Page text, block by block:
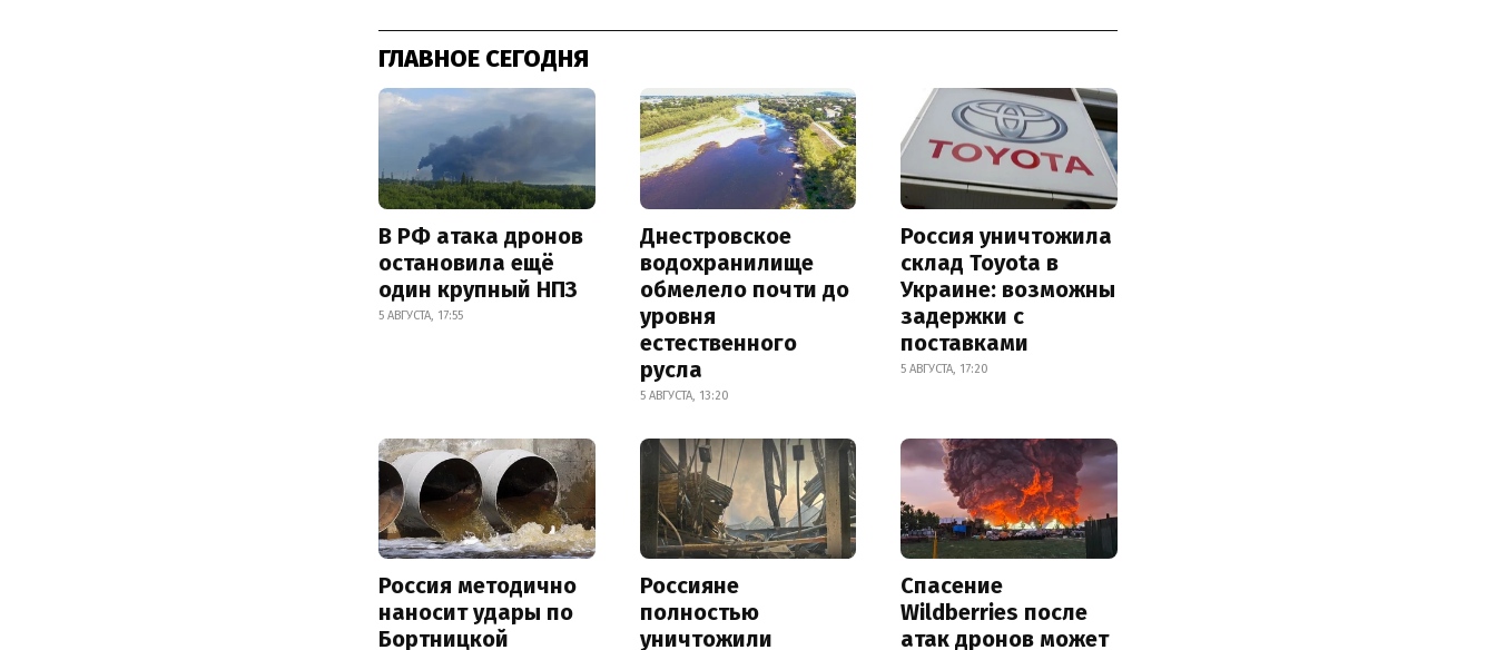
ГЛАВНОЕ СЕГОДНЯ
В РФ атака дронов
остановила ещё
один крупный НПЗ
5 АВГУСТА, 17:55
Днестровское
водохранилище
обмелело почти до
уровня
естественного
русла
5 АВГУСТА, 13:20
Россия уничтожила
склад Toyota в
Украине: возможны
задержки с
поставками
5 АВГУСТА, 17:20
Россия методично
наносит удары по
Бортницкой
Россияне
полностью
уничтожили
Спасение
Wildberries после
атак дронов может